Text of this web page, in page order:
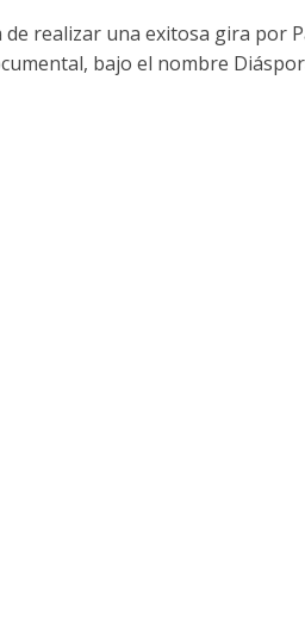
de realizar una exitosa gira por
bajo el nombre